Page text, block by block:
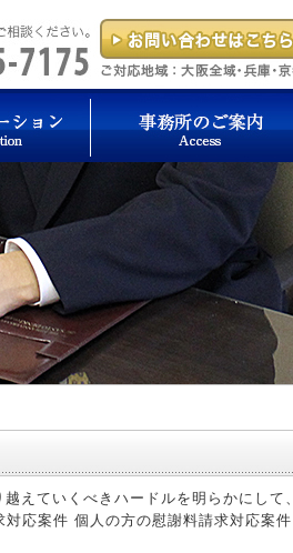
えていくべきハードルを明らかにして、
応案件 個人の方の慰謝料請求対応案件